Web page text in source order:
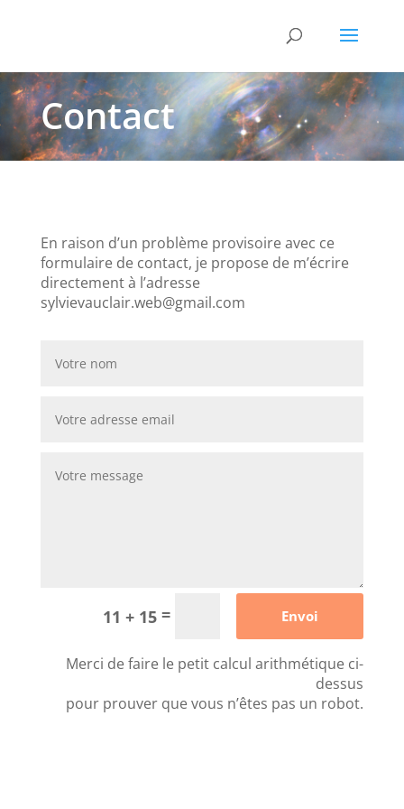
Contact
En raison d’un problème provisoire avec ce
formulaire de contact, je propose de m’écrire
directement à l’adresse
sylvievauclair.web@gmail.com
11 + 15 = Envoi
Merci de faire le petit calcul arithmétique ci-
dessus
pour prouver que vous n’êtes pas un robot.